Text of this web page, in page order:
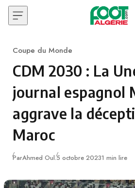
Skip to content
Category
Coupe du Monde
CDM 2030 : La
journal espagnol
aggrave la
Maroc
ParAhmed Oul.Publié
5 octobre 20231 min lire